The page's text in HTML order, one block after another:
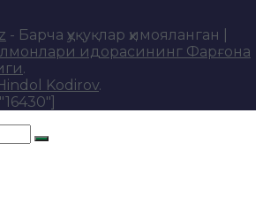
- Барча ҳуқуқлар ҳимояланган |
идорасининг Фарғона
.
Kodirov.